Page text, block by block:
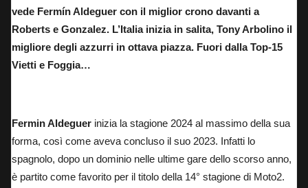
vede Fermín Aldeguer con il miglior crono davanti a
Roberts e Gonzalez. L’Italia inizia in salita, Tony Arbolino il
migliore degli azzurri in ottava piazza. Fuori dalla Top-15
Vietti e Foggia…
Fermin Aldeguer inizia la stagione 2024 al massimo della sua
forma, così come aveva concluso il suo 2023. Infatti lo
spagnolo, dopo un dominio nelle ultime gare dello scorso anno,
è partito come favorito per il titolo della 14° stagione di Moto2.